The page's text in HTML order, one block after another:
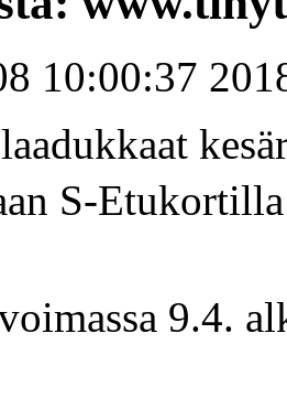
10:00:37
S-
9.4.